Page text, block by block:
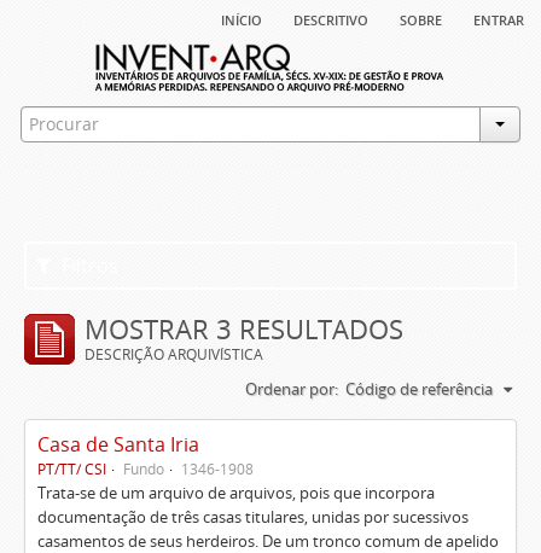
início descritivo sobre entrar
MOSTRAR 3 RESULTADOS
DESCRIÇÃO ARQUIVÍSTICA
Ordenar por: Código de referência
Casa de Santa Iria
PT/TT/ CSI Fundo 1346-1908
Trata-se de um arquivo de arquivos, pois que incorpora
documentação de três casas titulares, unidas por sucessivos
casamentos de seus herdeiros. De um tronco comum de apelido